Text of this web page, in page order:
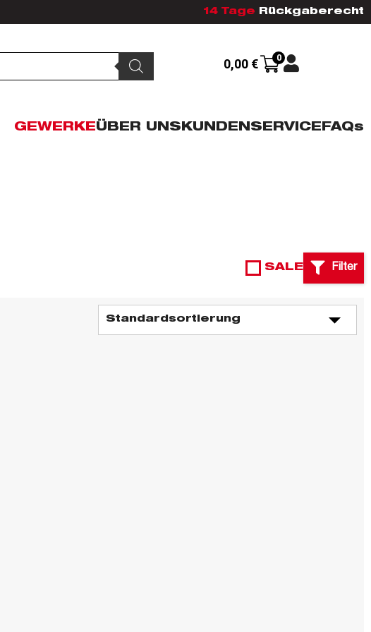
14 Tage Rückgaberecht
0,00 € 0
GEWERKEÜBER UNSKUNDENSERVICEFAQs
SALE Filter